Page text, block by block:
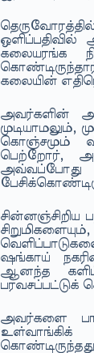
கலையரங்க
கலையின்
அவர்களின்
முடியாமலும்,
கொஞ்சமும்
பெற்றோர்,
ஷங்காய்
ஆனந்த
பரவசப்பட்டுக்
அவர்களை